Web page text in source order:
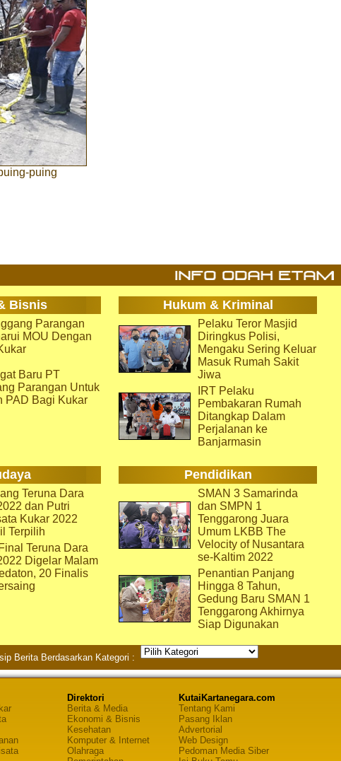
puing
Bisnis Hukum & Kriminal
Parangan
MOU Dengan
Baru PT
Parangan Untuk
PAD Bagi Kukar
Pelaku Teror Masjid
Diringkus Polisi,
Mengaku Sering Keluar
Masuk Rumah Sakit
Jiwa
IRT Pelaku
Pembakaran Rumah
Ditangkap Dalam
Perjalanan ke
Banjarmasin
Pendidikan
Teruna Dara
dan Putri
Kukar 2022
Terpilih
Teruna Dara
Digelar Malam
20 Finalis
SMAN 3 Samarinda
dan SMPN 1
Tenggarong Juara
Umum LKBB The
Velocity of Nusantara
se-Kaltim 2022
Penantian Panjang
Hingga 8 Tahun,
Gedung Baru SMAN 1
Tenggarong Akhirnya
Siap Digunakan
Berita Berdasarkan Kategori :
Direktori
Berita & Media
Ekonomi & Bisnis
Kesehatan
Komputer & Internet
Olahraga
KutaiKartanegara.com
Tentang Kami
Pasang Iklan
Advertorial
Web Design
Pedoman Media Siber